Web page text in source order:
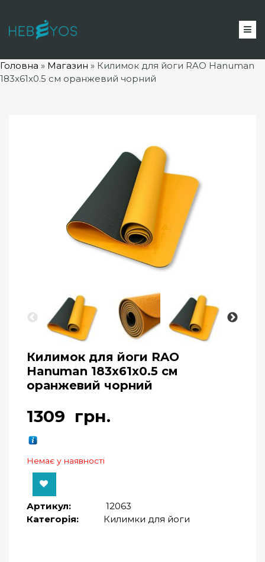
Головна » Магазин » Килимок для йоги RAO Hanuman
183x61x0.5 см оранжевий чорний
Килимок для йоги RAO
Hanuman 183x61x0.5 см
оранжевий чорний
1309 грн.
Немає у наявності
Артикул:
12063
Категорія:
Килимки для йоги